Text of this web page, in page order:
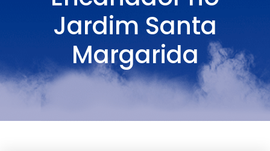
Jardim Santa
Margarida